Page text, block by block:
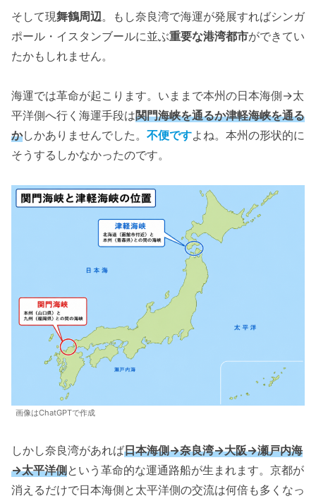
そして現舞鶴周辺。もし奈良湾で海運が発展すればシンガ
ポール・イスタンブールに並ぶ重要な港湾都市ができてい
たかもしれません。
海運では革命が起こります。いままで本州の日本海側→太
平洋側へ行く海運手段は関門海峡を通るか津軽海峡を通る
かしかありませんでした。 不便ですよね。本州の形状的に
そうするしかなかったのです。
画像はChatGPTで作成
しかし奈良湾があれば日本海側→奈良湾→大阪→瀬戸内海
→太平洋側という革命的な運通路船が生まれます。京都が
消えるだけで日本海側と太平洋側の交流は何倍も多くなっ